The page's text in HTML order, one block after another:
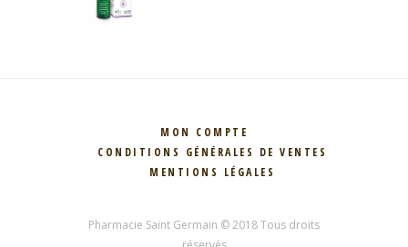
MON COMPTE
CONDITIONS GÉNÉRALES DE VENTES
MENTIONS LÉGALES
Pharmacie Saint Germain © 2018 Tous droits